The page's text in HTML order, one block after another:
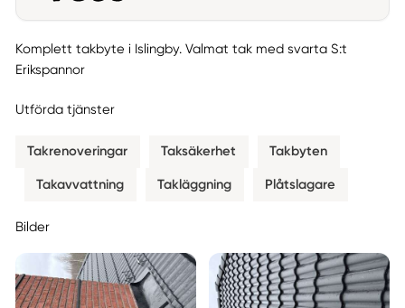
Komplett takbyte i Islingby. Valmat tak med svarta S:t
Erikspannor
Utförda tjänster
Takrenoveringar Taksäkerhet Takbyten
Takavvattning Takläggning Plåtslagare
Bilder